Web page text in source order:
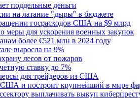
поддельные деньги
на латание "дыры" в бюджете
госрасходов США на $9 млрд
меры для ускорения военных закупок
более €521 млн в 2024 году
выросла на 9%
лесов от пожаров
ставку до 7%
для трейдеров из США
США и построит крупнейший в мире
выплачивать выкуп